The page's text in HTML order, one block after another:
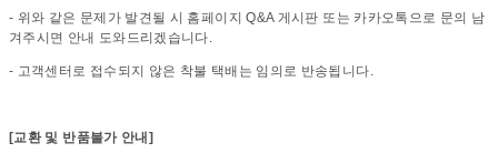
- 위와 같은 문제가 발견될 시 홈페이지 Q&A 게시판 또는 카카오톡으로 문의 남
겨주시면 안내 도와드리겠습니다.
- 고객센터로 접수되지 않은 착불 택배는 임의로 반송됩니다.
[교환 및 반품불가 안내]